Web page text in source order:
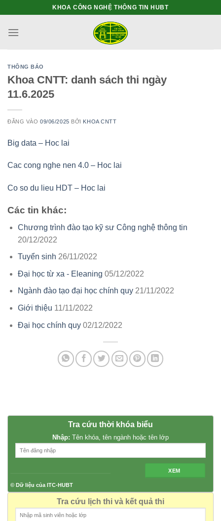
nội
KHOA CÔNG NGHỆ THÔNG TIN HUBT
THÔNG BÁO
Khoa CNTT: danh sách thi ngày
11.6.2025
ĐĂNG VÀO09/06/2025 BỞI KHOA CNTT
Big data – Hoc lai
Cac cong nghe nen 4.0 – Hoc lai
Co so du lieu HDT – Hoc lai
Các tin khác:
Chương trình đào tạo kỹ sư Công nghệ thông tin
20/12/2022
Tuyển sinh 26/11/2022
Đại học từ xa - Eleaning 05/12/2022
Ngành đào tạo đại học chính quy21/11/2022
Giới thiệu 11/11/2022
Đại học chính quy02/12/2022
Tra cứu thời khóa biểu
Nhập: Tên khóa, tên ngành hoặc tên lớp
XEM
© Dữ liệu của ITC-HUBT
Tra cứu lịch thi và kết quả thi